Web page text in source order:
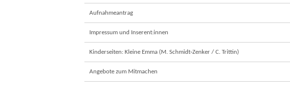
Aufnahmeantrag
Impressum und Inserent:innen
Kinderseiten: Kleine Emma (M. Schmidt‐Zenker / C. Trittin)
Angebote zum Mitmachen